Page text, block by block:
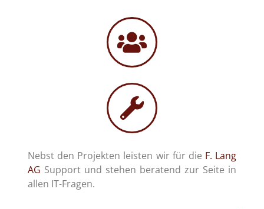
Nebst den Projekten leisten wir für die F. Lang
AG Support und stehen beratend zur Seite in
allen IT-Fragen.